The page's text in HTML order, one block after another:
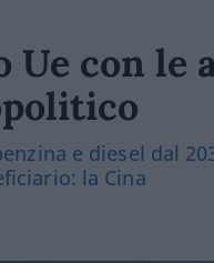
con le
e diesel dal
la Cina